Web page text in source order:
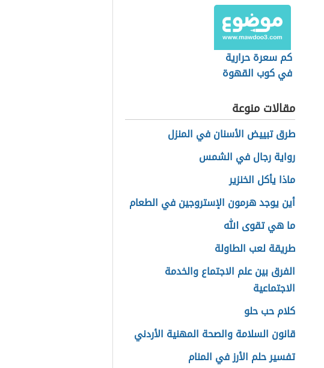
كم سعرة حرارية
في كوب القهوة
مقالات منوعة
طرق تبييض الأسنان في المنزل
رواية رجال في الشمس
ماذا يأكل الخنزير
أين يوجد هرمون الإستروجين في الطعام
ما هي تقوى الله
طريقة لعب الطاولة
الفرق بين علم الاجتماع والخدمة
الاجتماعية
كلام حب حلو
قانون السلامة والصحة المهنية الأردني
تفسير حلم الأرز في المنام